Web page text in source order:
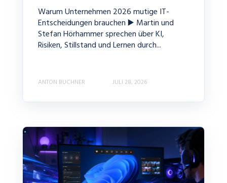
Warum Unternehmen 2026 mutige IT-
Entscheidungen brauchen ▶️ Martin und
Stefan Hörhammer sprechen über KI,
Risiken, Stillstand und Lernen durch...
ANTON BUCHNER JULI 28, 2026